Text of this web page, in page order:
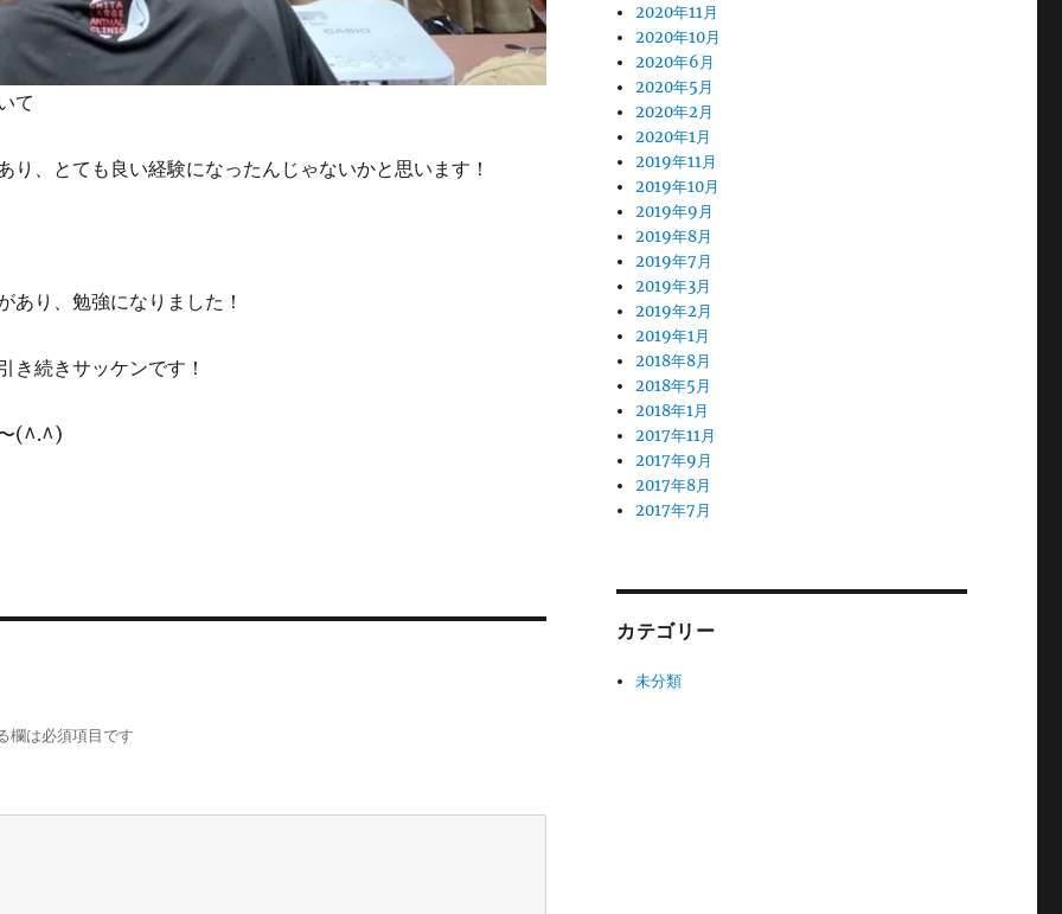
て
り、とても良い経験になったんじゃないかと思います！
あり、勉強になりました！
き続きサッケンです！
(^.^)
欄は必須項目です
2020年11月
2020年10月
2020年6月
2020年5月
2020年2月
2020年1月
2019年11月
2019年10月
2019年9月
2019年8月
2019年7月
2019年3月
2019年2月
2019年1月
2018年8月
2018年5月
2018年1月
2017年11月
2017年9月
2017年8月
2017年7月
カテゴリー
未分類